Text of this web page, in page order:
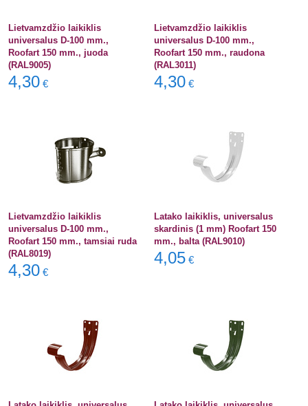
Lietvamzdžio laikiklis
universalus D-100 mm.,
Roofart 150 mm., juoda
(RAL9005)
4,30 €
Lietvamzdžio laikiklis
universalus D-100 mm.,
Roofart 150 mm., raudona
(RAL3011)
4,30 €
Lietvamzdžio laikiklis
universalus D-100 mm.,
Roofart 150 mm., tamsiai ruda
(RAL8019)
4,30 €
Latako laikiklis, universalus
skardinis (1 mm) Roofart 150
mm., balta (RAL9010)
4,05 €